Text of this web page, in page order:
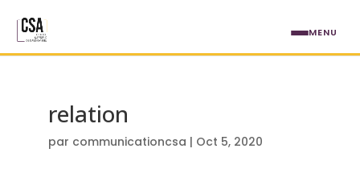
relation
par communicationcsa | Oct 5, 2020
MENU